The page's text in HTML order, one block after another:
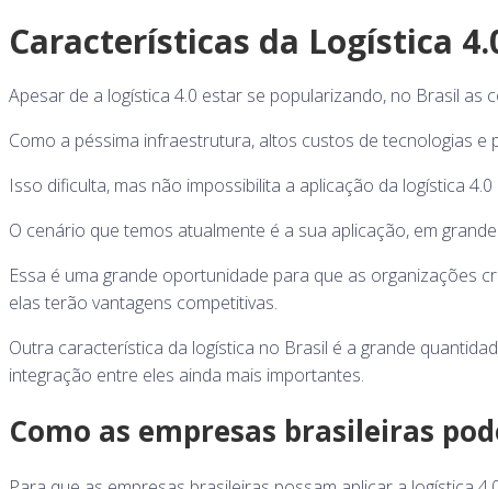
Características da Logística
Apesar de a logística 4.0 estar se popularizando, no Brasil
Como a péssima infraestrutura, altos custos de tecnologias
Isso dificulta, mas não impossibilita a aplicação da logística
O cenário que temos atualmente é a sua aplicação, em
Essa é uma grande oportunidade para que as organizações
elas terão vantagens competitivas.
Outra característica da logística no Brasil é a grande
integração entre eles ainda mais importantes.
Como as empresas brasileiras